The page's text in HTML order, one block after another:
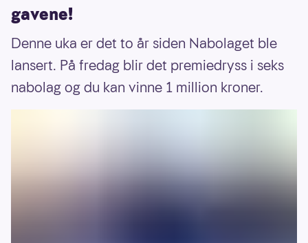
gavene!
Denne uka er det to år siden Nabolaget ble
lansert. På fredag blir det premiedryss i seks
nabolag og du kan vinne 1 million kroner.